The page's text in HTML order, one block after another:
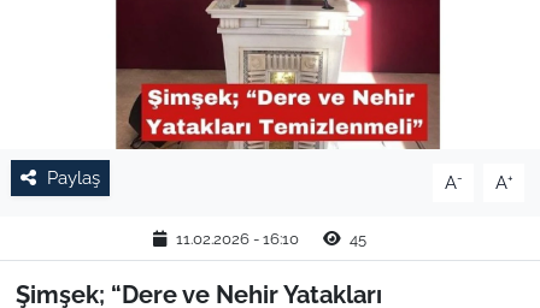
Paylaş A- A+
11.02.2026 - 16:10 45
Şimşek; “Dere ve Nehir Yatakları
TARIM VE HAYVANCILIK
KÜLTÜR SANAT
RESMİ İLAN
SPOR
YAŞAM